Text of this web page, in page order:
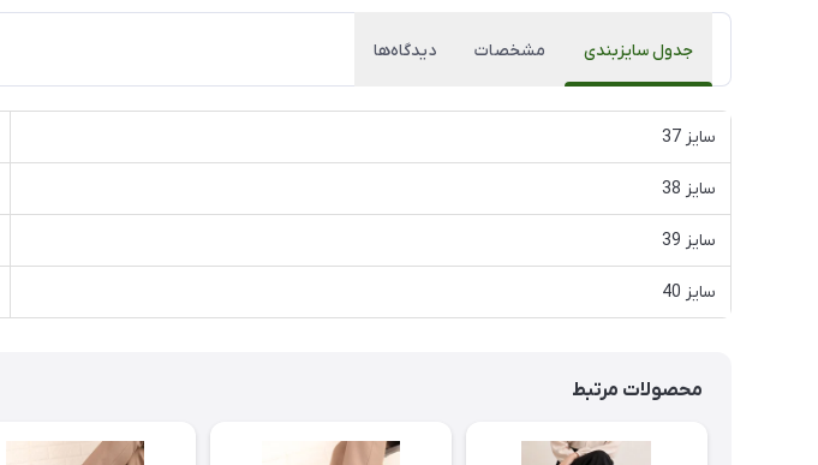
جدول سایزبندی مشخصات دیدگاه‌ها
سایز 37
سایز 38
سایز 39
سایز 40
محصولات مرتبط